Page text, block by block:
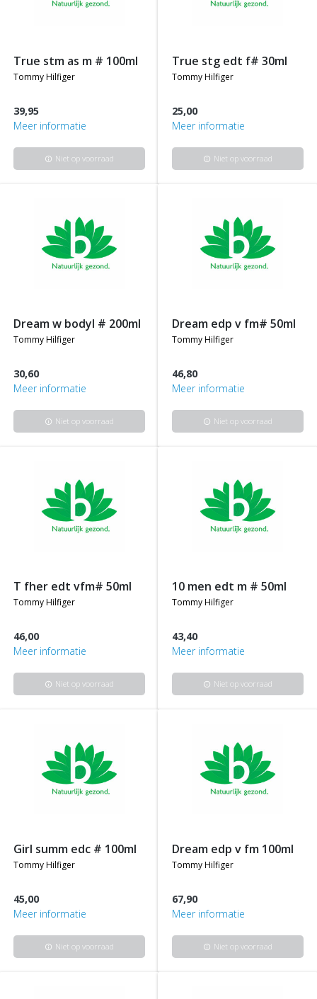
true stm as m # 100ml
tommy hilfiger
39,95
Meer informatie
info Niet op voorraad
true stg edt f# 30ml
tommy hilfiger
25,00
Meer informatie
info Niet op voorraad
dream w bodyl # 200ml
tommy hilfiger
30,60
Meer informatie
info Niet op voorraad
dream edp v fm# 50ml
tommy hilfiger
46,80
Meer informatie
info Niet op voorraad
t fher edt vfm# 50ml
tommy hilfiger
46,00
Meer informatie
info Niet op voorraad
10 men edt m # 50ml
tommy hilfiger
43,40
Meer informatie
info Niet op voorraad
girl summ edc # 100ml
tommy hilfiger
45,00
Meer informatie
info Niet op voorraad
dream edp v fm 100ml
tommy hilfiger
67,90
Meer informatie
info Niet op voorraad